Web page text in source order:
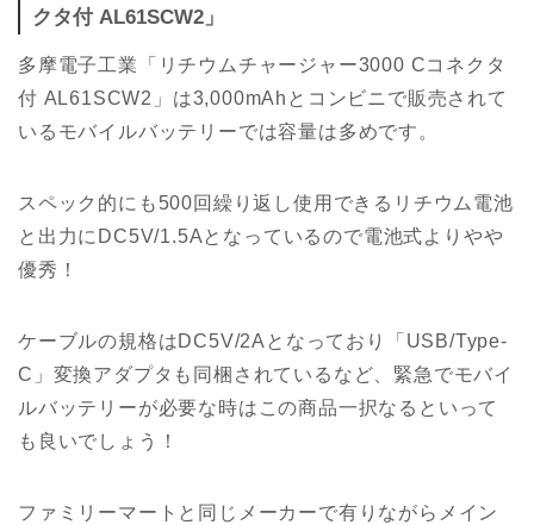
クタ付 AL61SCW2」
多摩電子工業「リチウムチャージャー3000 Cコネクタ
付 AL61SCW2」は3,000mAhとコンビニで販売されて
いるモバイルバッテリーでは容量は多めです。
スペック的にも500回繰り返し使用できるリチウム電池
と出力にDC5V/1.5Aとなっているので電池式よりやや
優秀！
ケーブルの規格はDC5V/2Aとなっており「USB/Type-
C」変換アダプタも同梱されているなど、緊急でモバイ
ルバッテリーが必要な時はこの商品一択なるといって
も良いでしょう！
ファミリーマートと同じメーカーで有りながらメイン